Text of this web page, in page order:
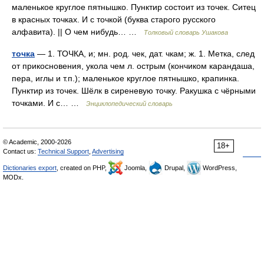
маленькое круглое пятнышко. Пунктир состоит из точек. Ситец
в красных точках. И с точкой (буква старого русского
алфавита). || О чем нибудь… …
Толковый словарь Ушакова
точка — 1. ТОЧКА, и; мн. род. чек, дат. чкам; ж. 1. Метка, след
от прикосновения, укола чем л. острым (кончиком карандаша,
пера, иглы и т.п.); маленькое круглое пятнышко, крапинка.
Пунктир из точек. Шёлк в сиреневую точку. Ракушка с чёрными
точками. И с… …
Энциклопедический словарь
18+
© Academic, 2000-2026
Contact us: Technical Support Advertising
Dictionaries export , created on PHP, Joomla, Drupal,
WordPress,
MODx.